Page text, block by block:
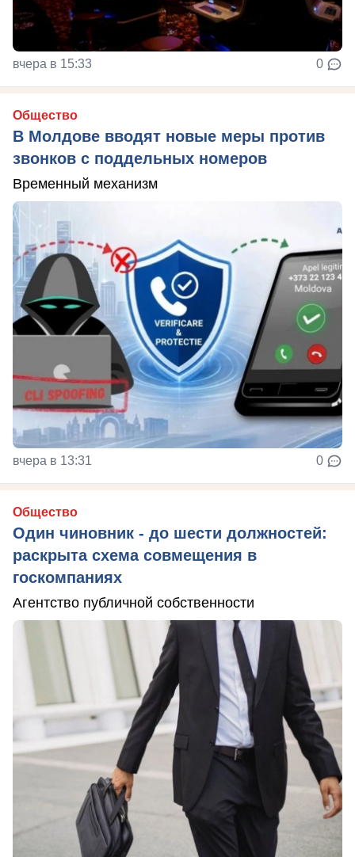
вчера в 15:33 0
Общество
В Молдове вводят новые меры против
звонков с поддельных номеров
Временный механизм
вчера в 13:31 0
Общество
Один чиновник - до шести должностей:
раскрыта схема совмещения в
госкомпаниях
Агентство публичной собственности